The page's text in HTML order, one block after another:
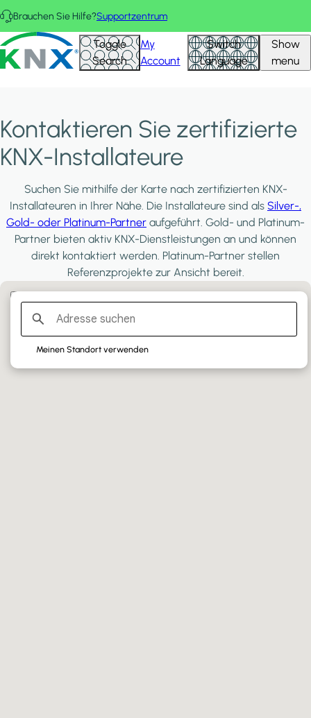
Direkt zum Inhalt
Brauchen Sie Hilfe?Supportzentrum
KNX - Homepage Toggle
Search
My
Account
Switch
Language
Show
menu
Kontaktieren Sie zertifizierte
KNX-Installateure
Suchen Sie mithilfe der Karte nach zertifizierten KNX-
Installateuren in Ihrer Nähe. Die Installateure sind als Silver-,
Gold- oder Platinum-Partner aufgeführt. Gold- und Platinum-
Partner bieten aktiv KNX-Dienstleistungen an und können
direkt kontaktiert werden. Platinum-Partner stellen
Referenzprojekte zur Ansicht bereit.
Filter:PLATINUM PARTNERS GOLD PARTNERS
SILVER PARTNERS
Meinen Standort verwenden